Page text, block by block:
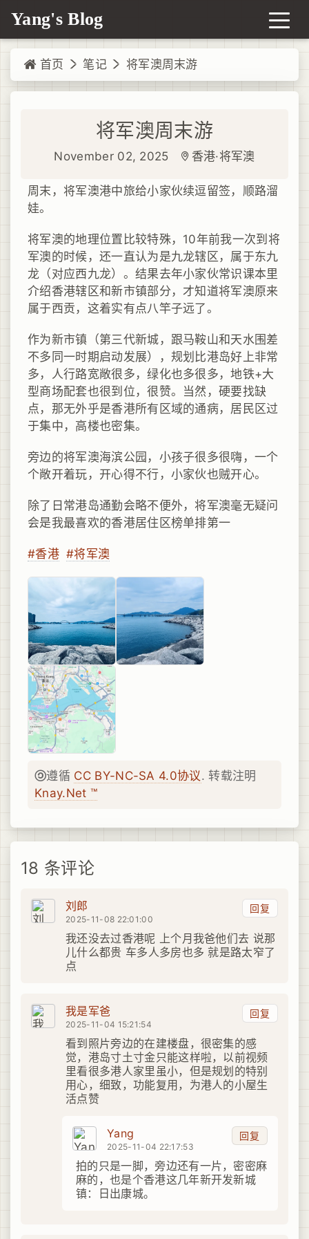
Yang's Blog
首页 笔记 将军澳周末游
将军澳周末游
November 02, 2025 香港·将军澳
周末，将军澳港中旅给小家伙续逗留签，顺路溜
娃。
将军澳的地理位置比较特殊，10年前我一次到将
军澳的时候，还一直认为是九龙辖区，属于东九
龙（对应西九龙）。结果去年小家伙常识课本里
介绍香港辖区和新市镇部分，才知道将军澳原来
属于西贡，这着实有点八竿子远了。
作为新市镇（第三代新城，跟马鞍山和天水围差
不多同一时期启动发展），规划比港岛好上非常
多，人行路宽敞很多，绿化也多很多，地铁+大
型商场配套也很到位，很赞。当然，硬要找缺
点，那无外乎是香港所有区域的通病，居民区过
于集中，高楼也密集。
旁边的将军澳海滨公园，小孩子很多很嗨，一个
个敞开着玩，开心得不行，小家伙也贼开心。
除了日常港岛通勤会略不便外，将军澳毫无疑问
会是我最喜欢的香港居住区榜单排第一
#香港 #将军澳
遵循 CC BY-NC-SA 4.0协议. 转载注明
Knay.Net ™
18 条评论
回复
刘郎
2025-11-08 22:01:00
我还没去过香港呢 上个月我爸他们去 说那
儿什么都贵 车多人多房也多 就是路太窄了
点
回复
我是军爸
2025-11-04 15:21:54
看到照片旁边的在建楼盘，很密集的感
觉，港岛寸土寸金只能这样啦，以前视频
里看很多港人家里虽小，但是规划的特别
用心，细致，功能复用，为港人的小屋生
活点赞
回复
Yang
2025-11-04 22:17:53
拍的只是一脚，旁边还有一片，密密麻
麻的，也是个香港这几年新开发新城
镇：日出康城。